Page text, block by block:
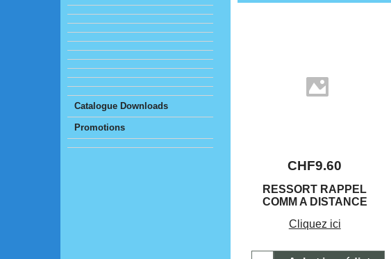
Catalogue Downloads
Promotions
CHF9.60
RESSORT RAPPEL
COMM A DISTANCE
Cliquez ici